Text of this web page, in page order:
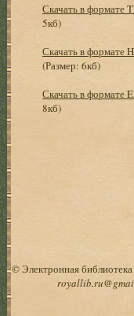
Скачать в формате
5кб)
Скачать в формате
(Размер: 6кб)
Скачать в формате
8кб)
© Электронная